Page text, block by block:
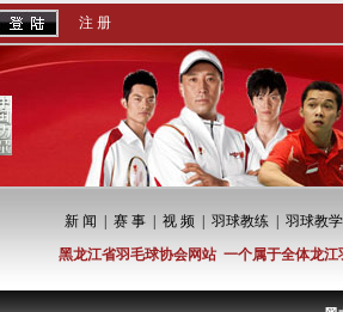
注 册
新 闻 赛 事| 视 频| 羽球教练| 羽球教学
黑龙江省羽毛球协会网站 一个属于全体龙